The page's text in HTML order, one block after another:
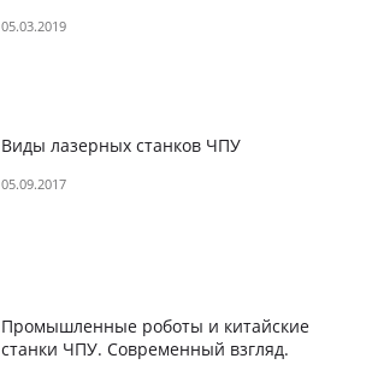
05.03.2019
Виды лазерных станков ЧПУ
05.09.2017
Промышленные роботы и китайские
станки ЧПУ. Современный взгляд.